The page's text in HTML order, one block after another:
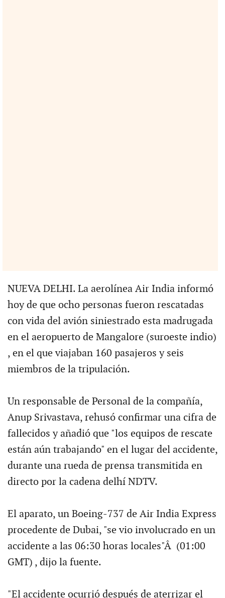
NUEVA DELHI. La aerolínea Air India informó
hoy de que ocho personas fueron rescatadas
con vida del avión siniestrado esta madrugada
en el aeropuerto de Mangalore (suroeste indio)
, en el que viajaban 160 pasajeros y seis
miembros de la tripulación.
Un responsable de Personal de la compañía,
Anup Srivastava, rehusó confirmar una cifra de
fallecidos y añadió que "los equipos de rescate
están aún trabajando" en el lugar del accidente,
durante una rueda de prensa transmitida en
directo por la cadena delhí NDTV.
El aparato, un Boeing-737 de Air India Express
procedente de Dubai, "se vio involucrado en un
accidente a las 06:30 horas locales"Â (01:00
GMT) , dijo la fuente.
"El accidente ocurrió después de aterrizar el